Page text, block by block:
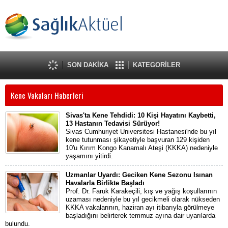
SON DAKİKA KATEGORİLER
Kene Vakaları Haberleri
Sivas'ta Kene Tehdidi: 10 Kişi Hayatını Kaybetti,
13 Hastanın Tedavisi Sürüyor!
Sivas Cumhuriyet Üniversitesi Hastanesi'nde bu yıl
kene tutunması şikayetiyle başvuran 129 kişiden
10'u Kırım Kongo Kanamalı Ateşi (KKKA) nedeniyle
yaşamını yitirdi.
Uzmanlar Uyardı: Geciken Kene Sezonu Isınan
Havalarla Birlikte Başladı
Prof. Dr. Faruk Karakeçili, kış ve yağış koşullarının
uzaması nedeniyle bu yıl gecikmeli olarak nükseden
KKKA vakalarının, haziran ayı itibarıyla görülmeye
başladığını belirterek temmuz ayına dair uyarılarda
bulundu.